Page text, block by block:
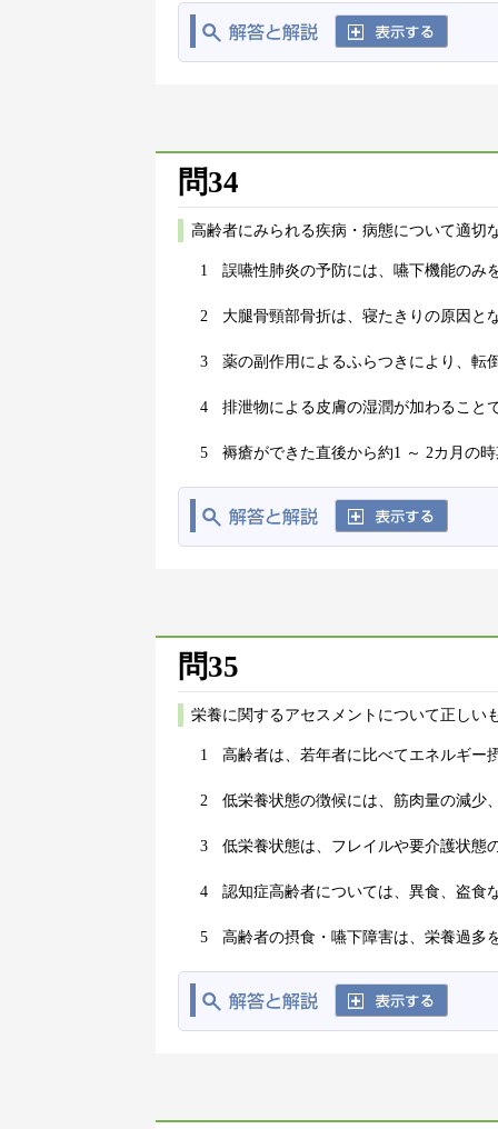
問34
高齢者にみられる疾病・病態について適切
1 誤嚥性肺炎の予防には、嚥下機能のみ
2 大腿骨頸部骨折は、寝たきりの原因と
3 薬の副作用によるふらつきにより、転
4 排泄物による皮膚の湿潤が加わること
5 褥瘡ができた直後から約1 ～ 2カ月の
問35
栄養に関するアセスメントについて正しい
1 高齢者は、若年者に比べてエネルギー
2 低栄養状態の徴候には、筋肉量の減少
3 低栄養状態は、フレイルや要介護状態
4 認知症高齢者については、異食、盗食
5 高齢者の摂食・嚥下障害は、栄養過多